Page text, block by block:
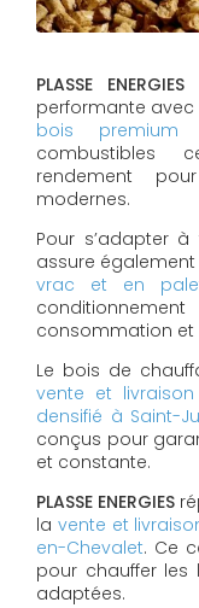
PLASSE ENERGIES
performante avec
bois premium
combustibles
rendement
modernes.
Pour s’adapter
assure
vrac et en
consommation et
Le bois de
vente et
densifié à Saint-
conçus pour
et constante.
PLASSE ENERGIES
la vente et
en-Chevalet. Ce
pour chauffer les
adaptées.